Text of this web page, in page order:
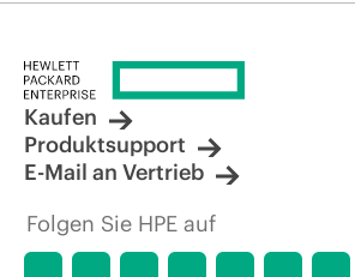
Kaufen
Produktsupport
E-Mail an Vertrieb
Folgen Sie HPE auf